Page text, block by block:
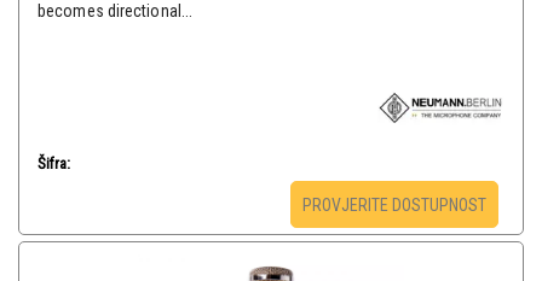
becomes directional...
Šifra:
PROVJERITE DOSTUPNOST